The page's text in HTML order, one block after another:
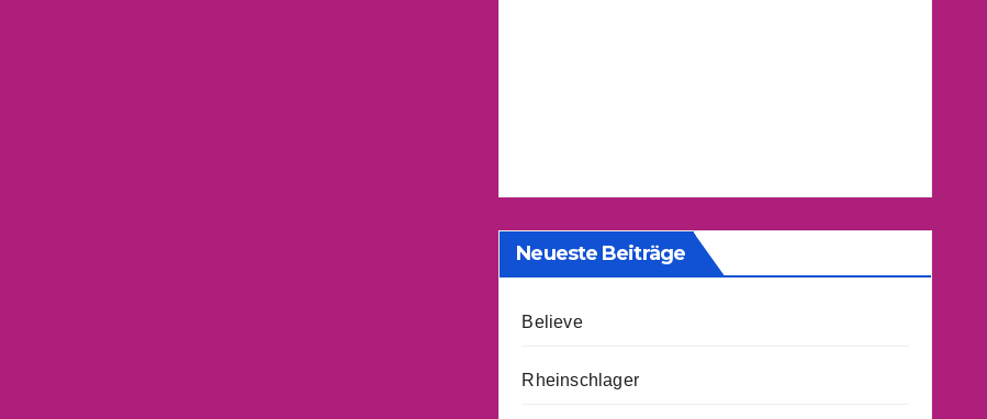
Neueste Beiträge
Believe
Rheinschlager